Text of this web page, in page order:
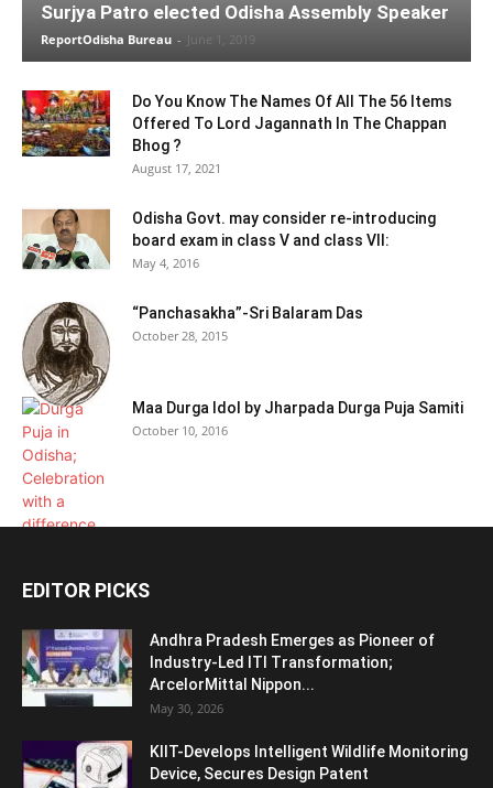
Surjya Patro elected Odisha Assembly Speaker
ReportOdisha Bureau - June 1, 2019
Do You Know The Names Of All The 56 Items
Offered To Lord Jagannath In The Chappan
Bhog ?
August 17, 2021
Odisha Govt. may consider re-introducing
board exam in class V and class VII:
May 4, 2016
“Panchasakha”-Sri Balaram Das
October 28, 2015
Maa Durga Idol by Jharpada Durga Puja Samiti
October 10, 2016
EDITOR PICKS
Andhra Pradesh Emerges as Pioneer of
Industry-Led ITI Transformation;
ArcelorMittal Nippon...
May 30, 2026
KIIT-Develops Intelligent Wildlife Monitoring
Device, Secures Design Patent